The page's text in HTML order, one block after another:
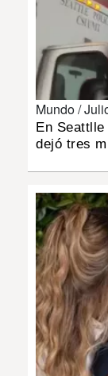
POLÍTICA
SHOW
DEPORTES
MUNDO
INSÓLITAS
MULTIMEDIA
IMPRESO
Mundo /
En
dejó tres